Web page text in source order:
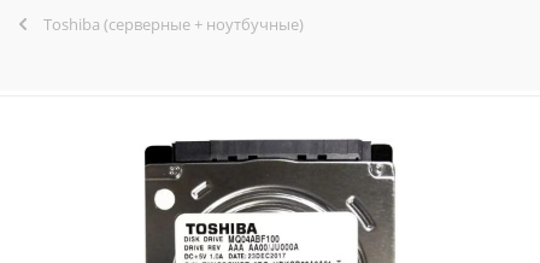
Toshiba (серверные + ноутбучные)